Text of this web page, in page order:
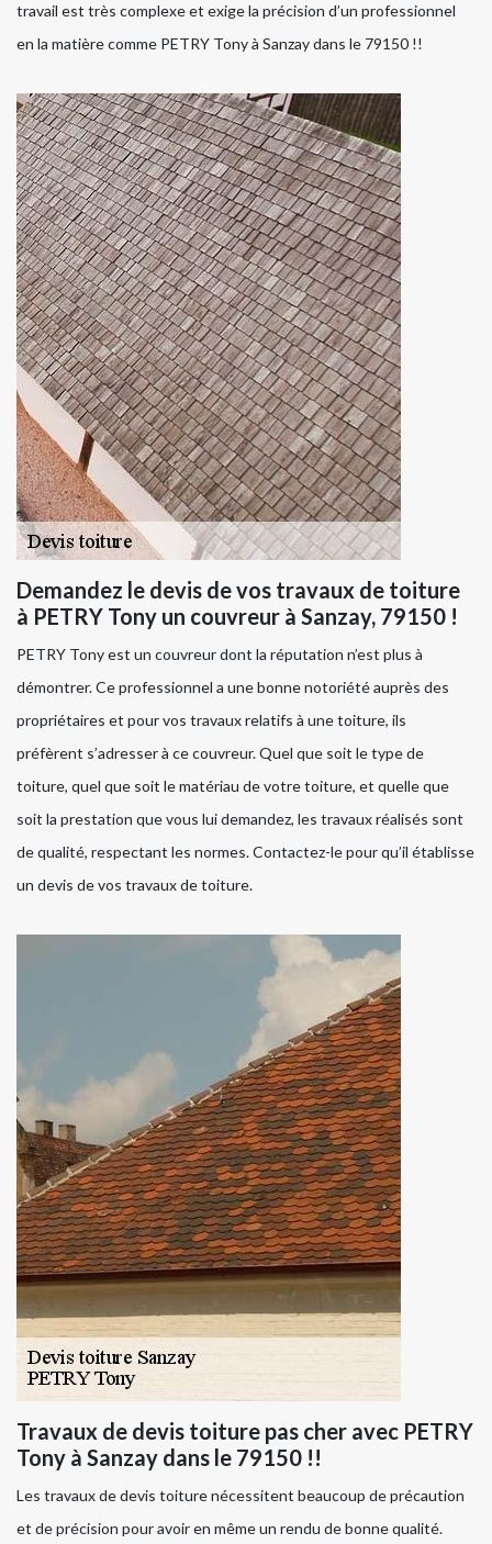
travail est très complexe et exige la précision d’un professionnel
en la matière comme PETRY Tony à Sanzay dans le 79150 !!
Demandez le devis de vos travaux de toiture
à PETRY Tony un couvreur à Sanzay, 79150 !
PETRY Tony est un couvreur dont la réputation n’est plus à
démontrer. Ce professionnel a une bonne notoriété auprès des
propriétaires et pour vos travaux relatifs à une toiture, ils
préfèrent s’adresser à ce couvreur. Quel que soit le type de
toiture, quel que soit le matériau de votre toiture, et quelle que
soit la prestation que vous lui demandez, les travaux réalisés sont
de qualité, respectant les normes. Contactez-le pour qu’il établisse
un devis de vos travaux de toiture.
Travaux de devis toiture pas cher avec PETRY
Tony à Sanzay dans le 79150 !!
Les travaux de devis toiture nécessitent beaucoup de précaution
et de précision pour avoir en même un rendu de bonne qualité.